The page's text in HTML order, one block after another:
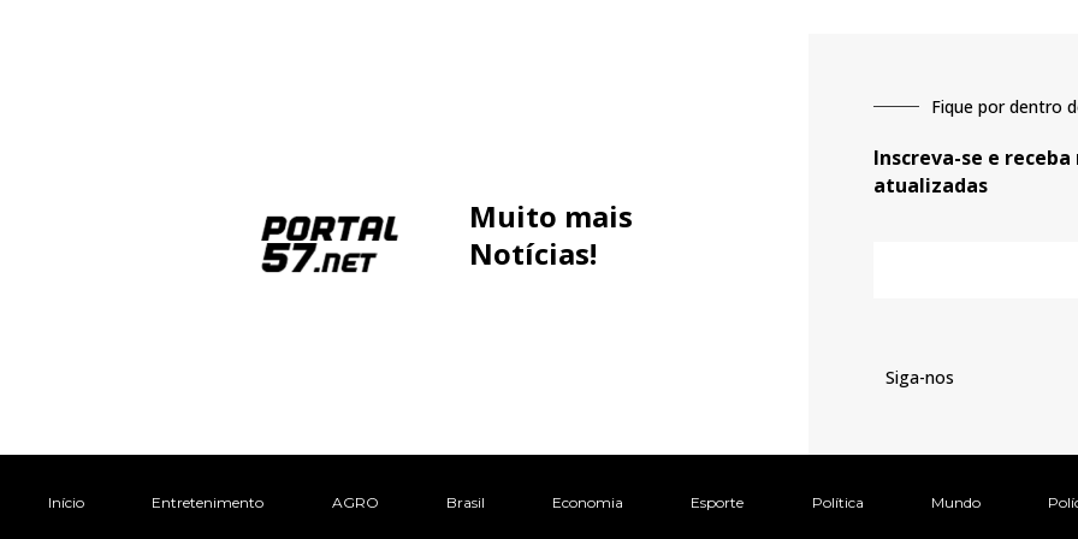
Muito mais
Notícias!
Fique por dentro
Inscreva-se e
atualizadas
Siga-nos
Início Entretenimento AGRO Brasil Economia Esporte Política Mundo